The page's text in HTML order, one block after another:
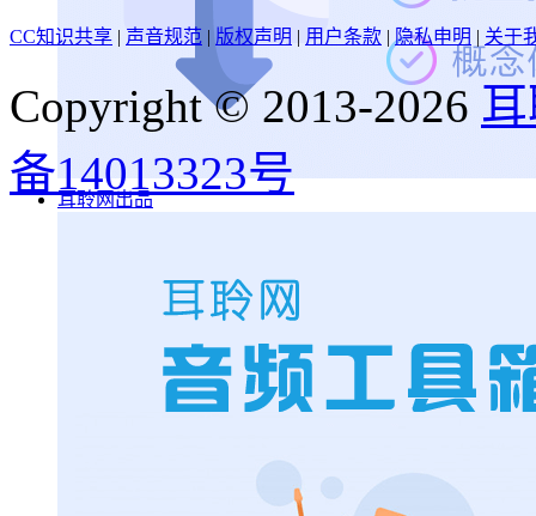
耳聆网出品
CC知识共享 | 声音规范 | 版权声明 | 用户条款 |隐私申明 | 关于
Copyright © 2013-2026
备14013323号